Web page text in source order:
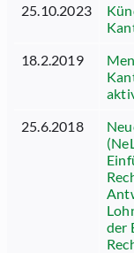
25.10.2023
18.2.2019
25.6.2018
der